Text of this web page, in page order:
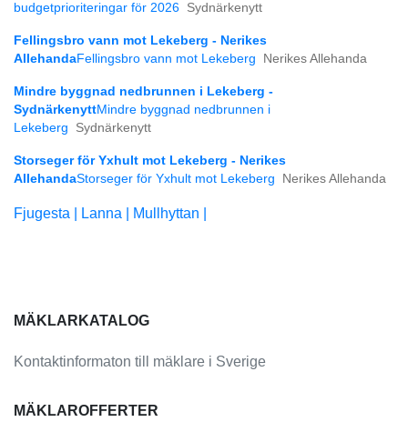
budgetprioriteringar för 2026 Sydnärkenytt
Fellingsbro vann mot Lekeberg - Nerikes
AllehandaFellingsbro vann mot Lekeberg Nerikes Allehanda
Mindre byggnad nedbrunnen i Lekeberg -
SydnärkenyttMindre byggnad nedbrunnen i
Lekeberg
Sydnärkenytt
Storseger för Yxhult mot Lekeberg - Nerikes
AllehandaStorseger för Yxhult mot Lekeberg Nerikes Allehanda
Fjugesta | Lanna | Mullhyttan |
MÄKLARKATALOG
Kontaktinformaton till mäklare i Sverige
MÄKLAROFFERTER